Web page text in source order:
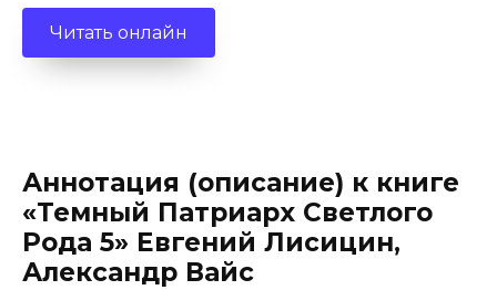
Читать онлайн
Аннотация (описание) к книге
«Темный Патриарх Светлого
Рода 5» Евгений Лисицин,
Александр Вайс